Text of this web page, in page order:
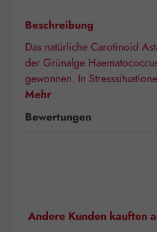
Beschreibung
Das natürliche Carotinoid
der Grünalge
gewonnen. In
Mehr
Bewertungen
Produktgalerie überspringen
Andere Kunden kauften